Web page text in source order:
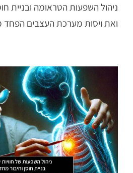
ואת ויסות מערכת העצבים הפחד